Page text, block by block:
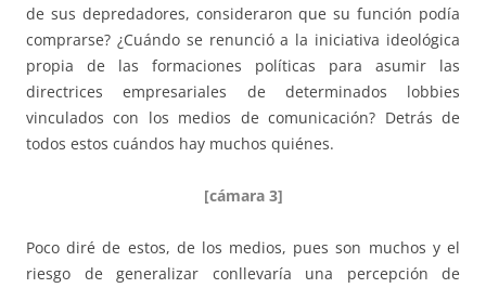
de sus depredadores, consideraron que su función podía
comprarse? ¿Cuándo se renunció a la iniciativa ideológica
propia de las formaciones políticas para asumir las
directrices empresariales de determinados lobbies
vinculados con los medios de comunicación? Detrás de
todos estos cuándos hay muchos quiénes.
[cámara 3]
Poco diré de estos, de los medios, pues son muchos y el
riesgo de generalizar conllevaría una percepción de